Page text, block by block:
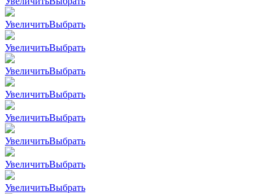
УвеличитьВыбрать
УвеличитьВыбрать
УвеличитьВыбрать
УвеличитьВыбрать
УвеличитьВыбрать
УвеличитьВыбрать
УвеличитьВыбрать
УвеличитьВыбрать